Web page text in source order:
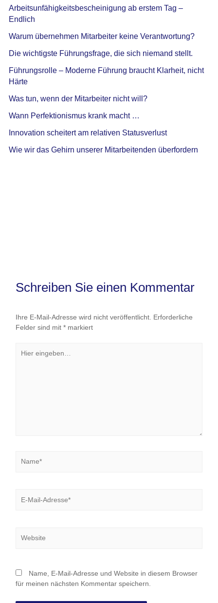
Arbeitsunfähigkeitsbescheinigung ab erstem Tag –
Endlich
Warum übernehmen Mitarbeiter keine Verantwortung?
Die wichtigste Führungsfrage, die sich niemand stellt.
Führungsrolle – Moderne Führung braucht Klarheit, nicht
Härte
Was tun, wenn der Mitarbeiter nicht will?
Wann Perfektionismus krank macht …
Innovation scheitert am relativen Statusverlust
Wie wir das Gehirn unserer Mitarbeitenden überfordern
Schreiben Sie einen Kommentar
Ihre E-Mail-Adresse wird nicht veröffentlicht. Erforderliche
Felder sind mit *markiert
eingeben…
Mail-
Name, E-Mail-Adresse und Website in diesem Browser
für meinen nächsten Kommentar speichern.